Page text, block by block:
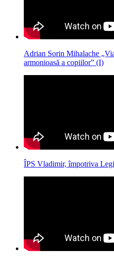
Adrian Sorin Mihalache
armonioasă a copiilor” (I)
ÎPS Vladimir, împotriva